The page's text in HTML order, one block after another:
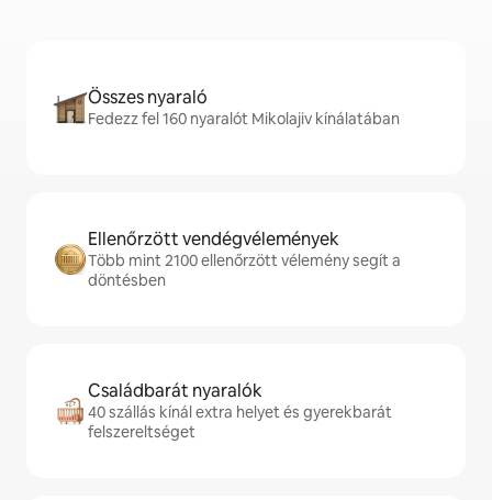
Összes nyaraló
Fedezz fel 160 nyaralót Mikolajiv kínálatában
Ellenőrzött vendégvélemények
Több mint 2100 ellenőrzött vélemény segít a
döntésben
Családbarát nyaralók
40 szállás kínál extra helyet és gyerekbarát
felszereltséget